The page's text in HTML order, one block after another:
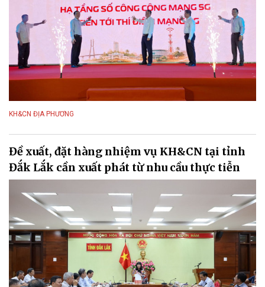
KH&CN ĐỊA PHƯƠNG
Đề xuất, đặt hàng nhiệm vụ KH&CN tại tỉnh
Đắk Lắk cần xuất phát từ nhu cầu thực tiễn